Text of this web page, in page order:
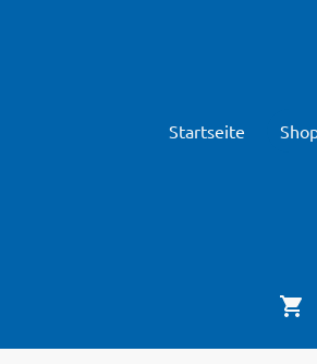
Startseite